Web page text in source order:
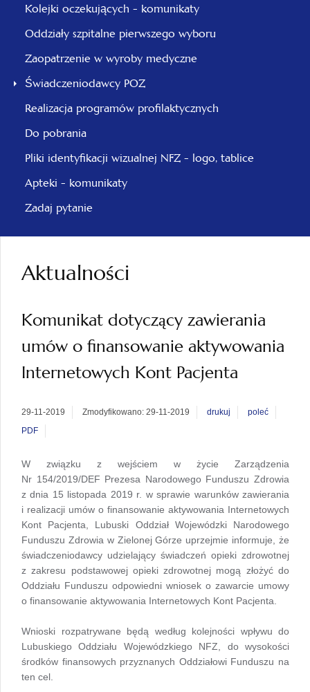
Kolejki oczekujących - komunikaty
Oddziały szpitalne pierwszego wyboru
Zaopatrzenie w wyroby medyczne
Świadczeniodawcy POZ
Realizacja programów profilaktycznych
Do pobrania
Pliki identyfikacji wizualnej NFZ - logo, tablice
Apteki - komunikaty
Zadaj pytanie
Aktualności
Komunikat dotyczący zawierania
umów o finansowanie aktywowania
Internetowych Kont Pacjenta
29-11-2019 Zmodyfikowano: 29-11-2019 drukuj
poleć
PDF
W związku z wejściem w życie Zarządzenia
Nr 154/2019/DEF Prezesa Narodowego Funduszu Zdrowia
z dnia 15 listopada 2019 r. w sprawie warunków zawierania
i realizacji umów o finansowanie aktywowania Internetowych
Kont Pacjenta, Lubuski Oddział Wojewódzki Narodowego
Funduszu Zdrowia w Zielonej Górze uprzejmie informuje, że
świadczeniodawcy udzielający świadczeń opieki zdrowotnej
z zakresu podstawowej opieki zdrowotnej mogą złożyć do
Oddziału Funduszu odpowiedni wniosek o zawarcie umowy
o finansowanie aktywowania Internetowych Kont Pacjenta.
Wnioski rozpatrywane będą według kolejności wpływu do
Lubuskiego Oddziału Wojewódzkiego NFZ, do wysokości
środków finansowych przyznanych Oddziałowi Funduszu na
ten cel.